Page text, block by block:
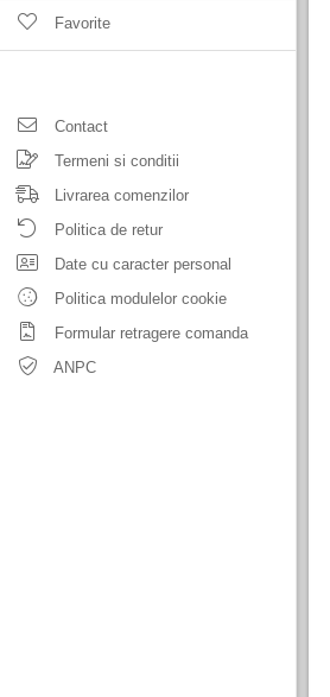
Favorite
Contact
Termeni si conditii
Livrarea comenzilor
Politica de retur
Date cu caracter personal
Politica modulelor cookie
Formular retragere comanda
ANPC